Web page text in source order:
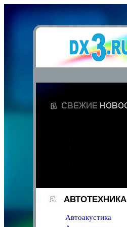
АВТОТЕХНИКА
Автоакустика